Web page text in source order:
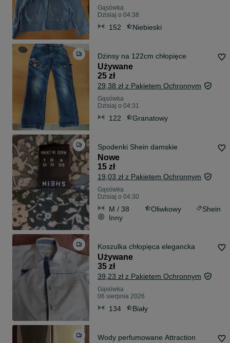
Gąsówka
Dzisiaj o 04:38
152 Niebieski
Dżinsy na 122cm chłopięce
Używane
25 zł
29,38 zł z Pakietem Ochronnym
Gąsówka
Dzisiaj o 04:31
122 Granatowy
Spodenki Shein damskie
Nowe
15 zł
19,03 zł z Pakietem Ochronnym
Gąsówka
Dzisiaj o 04:30
M / 38 Oliwkowy
Shein
Inny
Koszulka chłopięca elegancka
Używane
35 zł
39,23 zł z Pakietem Ochronnym
Gąsówka
06 sierpnia 2026
134 Biały
Wody perfumowane Attraction